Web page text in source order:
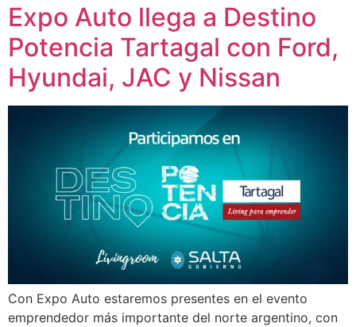
Expo Auto llega a Destino
Potencia Tartagal con Ford,
Hyundai, JAC y Nissan
Con Expo Auto estaremos presentes en el evento
emprendedor más importante del norte argentino, con